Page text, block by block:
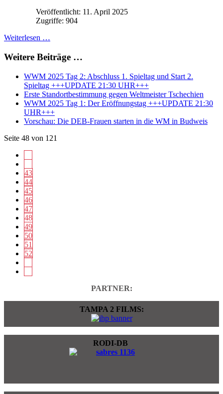
Veröffentlicht: 11. April 2025
Zugriffe: 904
Weiterlesen …
Weitere Beiträge …
WWM 2025 Tag 2: Abschluss 1. Spieltag und Start 2.
Spieltag +++UPDATE 21:30 UHR+++
Erste Standortbestimmung gegen Weltmeister Tschechien
WWM 2025 Tag 1: Der Eröffnungstag +++UPDATE 21:30
UHR+++
Vorschau: Die DEB-Frauen starten in die WM in Budweis
Seite 48 von 121
43
44
45
46
47
48
49
50
51
52
PARTNER:
TAMPA 2 FILMS:
RODI-DB